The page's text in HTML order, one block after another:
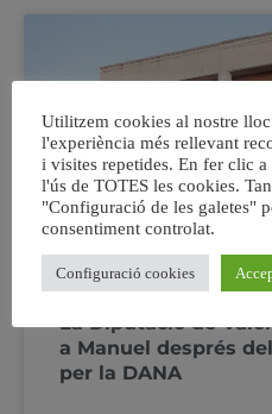
La Diputació de
a Manuel després
per la DANA
Utilitzem cookies al nostre
l'experiència més rellevant
i visites repetides. En fer clic
l'ús de TOTES les cookies.
"Configuració de les galetes"
consentiment controlat.
Configuració cookies